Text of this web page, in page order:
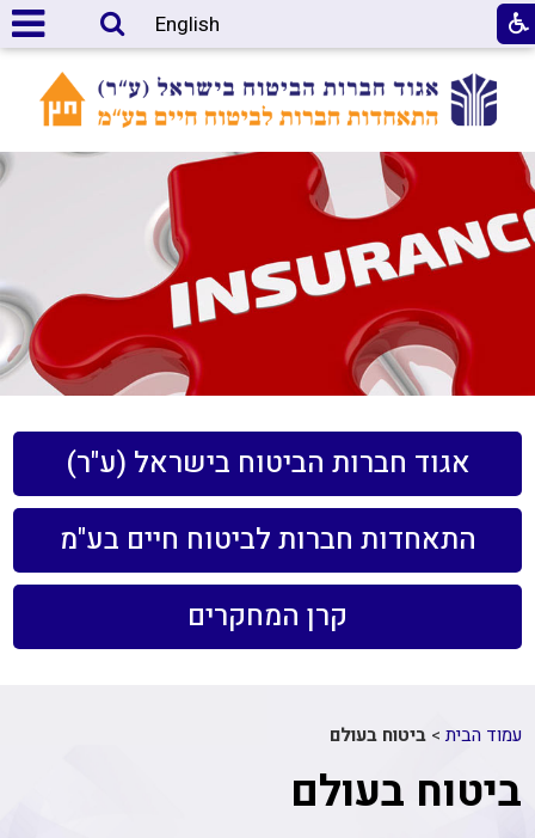
English
אגוד חברות הביטוח בישראל (ע"ר)
התאחדות חברות לביטוח חיים בע"מ
קרן המחקרים
עמוד הבית >ביטוח בעולם
ביטוח בעולם